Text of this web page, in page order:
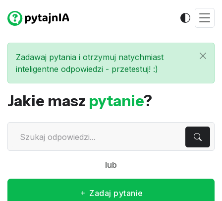
Zadawaj pytania i otrzymuj natychmiast
inteligentne odpowiedzi - przetestuj! :)
Jakie masz pytanie?
lub
Zadaj pytanie